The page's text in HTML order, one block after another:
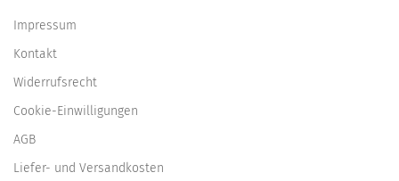
Impressum
Kontakt
Widerrufsrecht
Cookie-Einwilligungen
AGB
Liefer- und Versandkosten